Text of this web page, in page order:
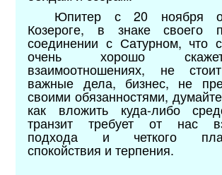
Юпитер с 20 ноября
Козероге, в знаке своего
соединении с Сатурном, что
очень хорошо
взаимоотношениях, не
важные дела, бизнес, не
своими обязанностями,
как вложить куда-либо
транзит требует от нас
подхода и четкого
спокойствия и терпения.